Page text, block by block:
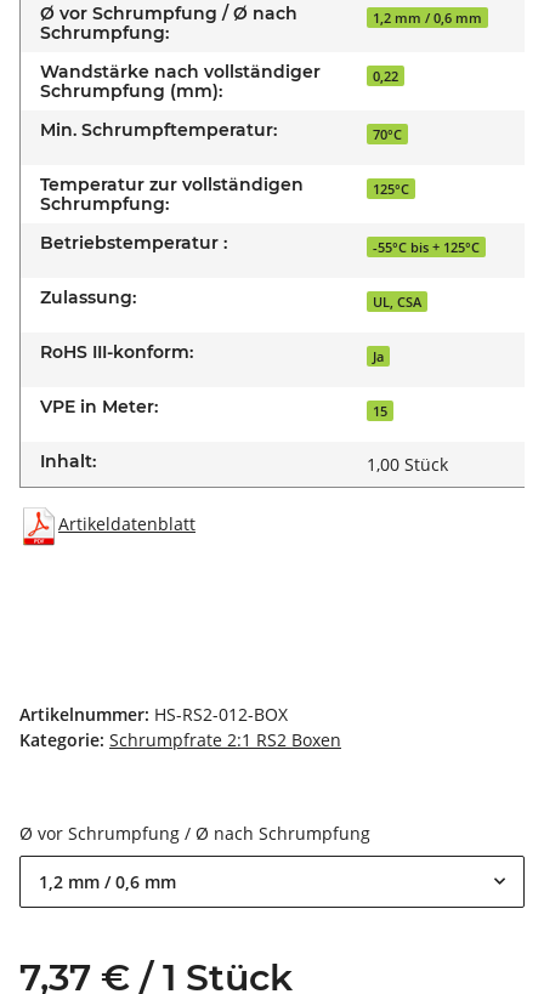
Ø vor Schrumpfung / Ø nach
Schrumpfung:
1,2 mm / 0,6 mm
Wandstärke nach vollständiger
Schrumpfung (mm):
0,22
Min. Schrumpftemperatur: 70°C
Temperatur zur vollständigen
Schrumpfung:
125°C
Betriebstemperatur : -55°C bis + 125°C
Zulassung: UL, CSA
RoHS III-konform: Ja
VPE in Meter: 15
Inhalt: 1,00 Stück
Artikeldatenblatt
Artikelnummer: HS-RS2-012-BOX
Kategorie: Schrumpfrate 2:1 RS2 Boxen
Ø vor Schrumpfung / Ø nach Schrumpfung
1,2 mm / 0,6 mm
7,37 € / 1 Stück